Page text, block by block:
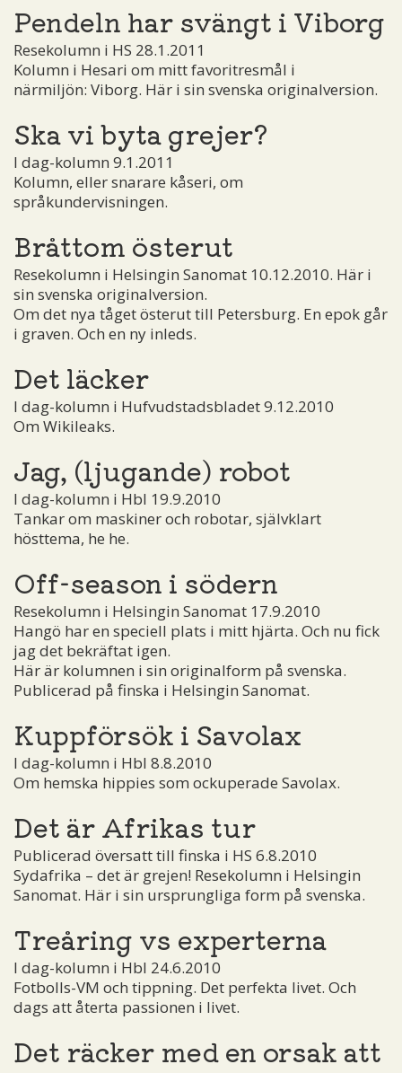
Pendeln har svängt i Viborg
Resekolumn i HS 28.1.2011
Kolumn i Hesari om mitt favoritresmål i
närmiljön: Viborg. Här i sin svenska originalversion.
Ska vi byta grejer?
I dag-kolumn 9.1.2011
Kolumn, eller snarare kåseri, om
språkundervisningen.
Bråttom österut
Resekolumn i Helsingin Sanomat 10.12.2010. Här i
sin svenska originalversion.
Om det nya tåget österut till Petersburg. En epok går
i graven. Och en ny inleds.
Det läcker
I dag-kolumn i Hufvudstadsbladet 9.12.2010
Om Wikileaks.
Jag, (ljugande) robot
I dag-kolumn i Hbl 19.9.2010
Tankar om maskiner och robotar, självklart
hösttema, he he.
Off-season i södern
Resekolumn i Helsingin Sanomat 17.9.2010
Hangö har en speciell plats i mitt hjärta. Och nu fick
jag det bekräftat igen.
Här är kolumnen i sin originalform på svenska.
Publicerad på finska i Helsingin Sanomat.
Kuppförsök i Savolax
I dag-kolumn i Hbl 8.8.2010
Om hemska hippies som ockuperade Savolax.
Det är Afrikas tur
Publicerad översatt till finska i HS 6.8.2010
Sydafrika – det är grejen! Resekolumn i Helsingin
Sanomat. Här i sin ursprungliga form på svenska.
Treåring vs experterna
I dag-kolumn i Hbl 24.6.2010
Fotbolls-VM och tippning. Det perfekta livet. Och
dags att återta passionen i livet.
Det räcker med en orsak att